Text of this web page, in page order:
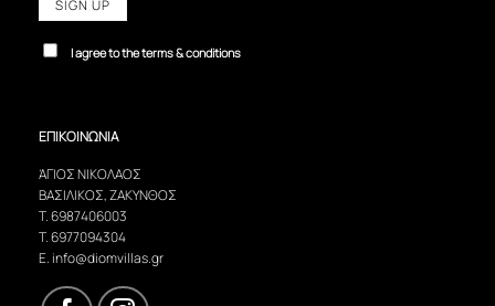
I agree to the terms & conditions
ΕΠΙΚΟΙΝΩΝΙΑ
ΆΓΙΟΣ ΝΙΚOΛΑΟΣ
ΒΑΣΙΛΙΚOΣ, ΖAΚΥΝΘΟΣ
T.6987406003
T.6977094304
E. info@diomvillas.gr